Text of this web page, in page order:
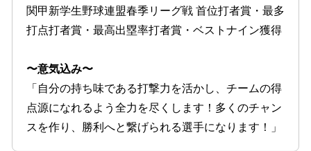
関甲新学生野球連盟春季リーグ戦 首位打者賞・最多
打点打者賞・最高出塁率打者賞・ベストナイン獲得
〜意気込み〜
「自分の持ち味である打撃力を活かし、チームの得
点源になれるよう全力を尽くします！多くのチャン
スを作り、勝利へと繋げられる選手になります！」